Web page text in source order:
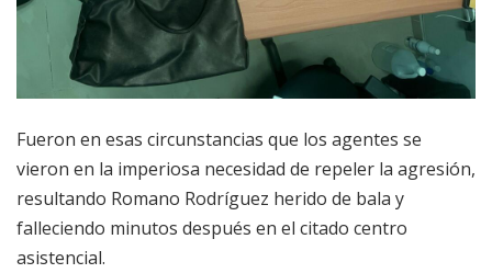
Fueron en esas circunstancias que los agentes se
vieron en la imperiosa necesidad de repeler la agresión,
resultando Romano Rodríguez herido de bala y
falleciendo minutos después en el citado centro
asistencial.